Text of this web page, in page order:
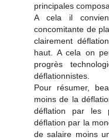
principales
A cela il
concomitante de
clairement
haut. A cela on
progrès
déflationnistes.
Pour résumer,
moins de la
déflation par les
déflation par la
de salaire moins